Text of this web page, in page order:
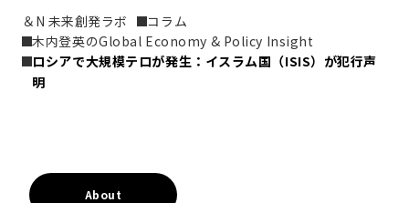
＆N 未来創発ラボ
コラム
木内登英のGlobal Economy & Policy Insight
ロシアで大規模テロが発生：イスラム国（ISIS）が犯行声
明
About